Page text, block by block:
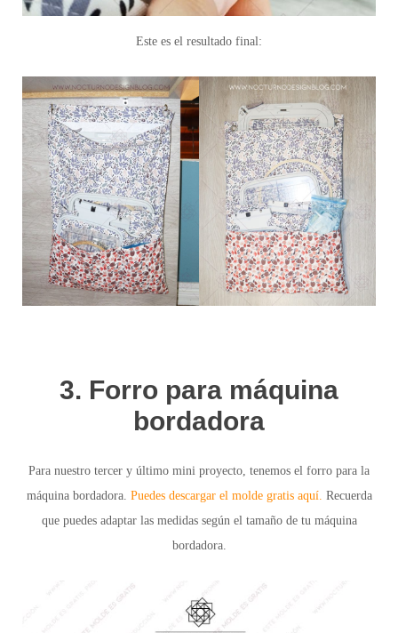
Este es el resultado final:
3. Forro para máquina
bordadora
Para nuestro tercer y último mini proyecto , tenemos el forro para la
máquina bordadora. Puedes descargar el molde gratis aquí. Recuerda
que puedes adaptar las medidas según el tamaño de tu máquina
bordadora.